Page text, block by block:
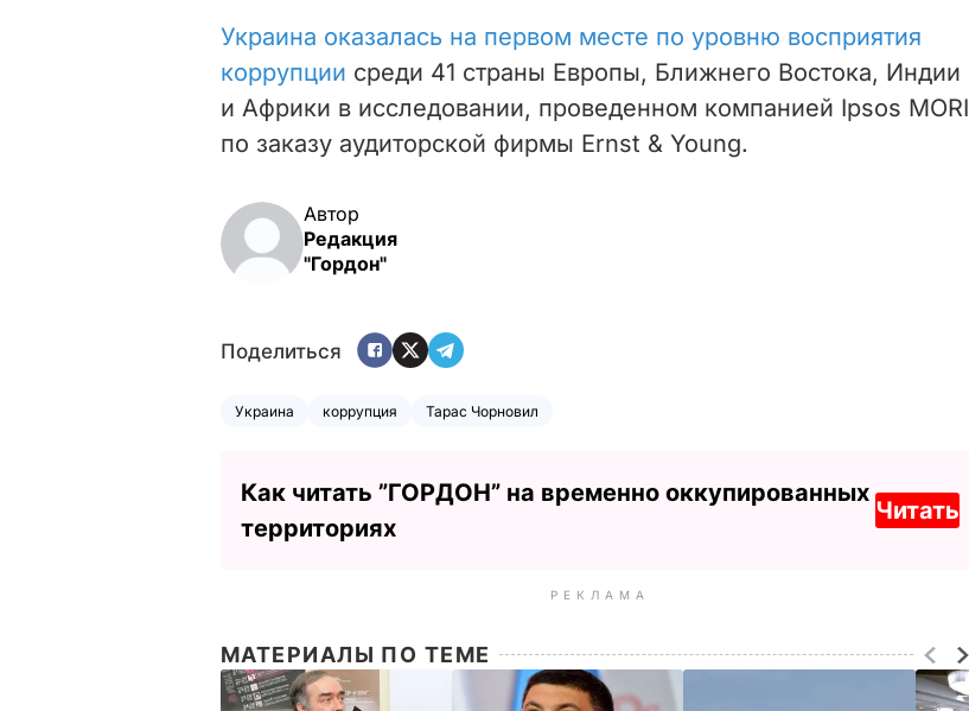
Украина оказалась на первом месте по уровню восприятия
коррупции среди 41 страны Европы, Ближнего Востока, Индии
и Африки в исследовании, проведенном компанией Ipsos MORI
по заказу аудиторской фирмы Ernst & Young.
Автор
Редакция
"Гордон"
Поделиться
Украина коррупция Тарас Чорновил
Как читать ”ГОРДОН” на временно оккупированных
территориях
Читать
РЕКЛАМА
МАТЕРИАЛЫ ПО ТЕМЕ